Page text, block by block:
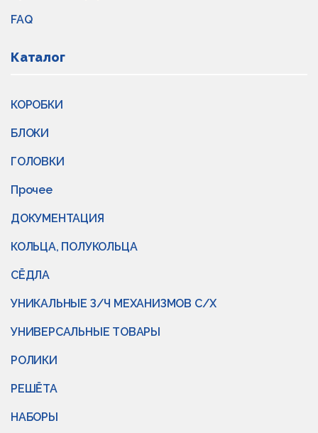
FAQ
Каталог
КОРОБКИ
БЛОКИ
ГОЛОВКИ
Прочее
ДОКУМЕНТАЦИЯ
КОЛЬЦА, ПОЛУКОЛЬЦА
СЁДЛА
УНИКАЛЬНЫЕ З/Ч МЕХАНИЗМОВ С/Х
УНИВЕРСАЛЬНЫЕ ТОВАРЫ
РОЛИКИ
РЕШЁТА
НАБОРЫ